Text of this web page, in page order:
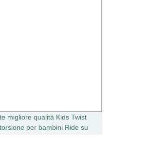
migliore qualità Kids Twist
per bambini Ride su